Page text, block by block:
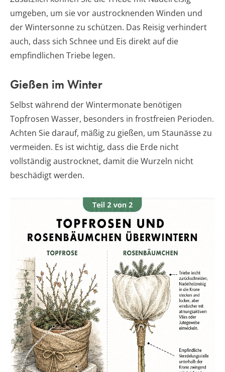
umgeben, um sie vor austrocknenden Winden und
der Wintersonne zu schützen. Das Reisig verhindert
auch, dass sich Schnee und Eis direkt auf die
empfindlichen Triebe legen.
Gießen im Winter
Selbst während der Wintermonate benötigen
Topfrosen Wasser, besonders in frostfreien Perioden.
Achten Sie darauf, mäßig zu gießen, um Staunässe zu
vermeiden. Es ist wichtig, dass die Erde nicht
vollständig austrocknet, damit die Wurzeln nicht
beschädigt werden.